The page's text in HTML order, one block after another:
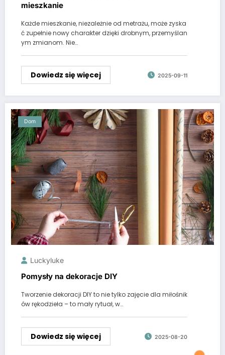
mieszkanie
Każde mieszkanie, niezależnie od metrażu, może zyska
ć zupełnie nowy charakter dzięki drobnym, przemyślan
ym zmianom. Nie…
Dowiedz się więcej 2025-09-11
Dom
Luckyluke
Pomysły na dekoracje DIY
Tworzenie dekoracji DIY to nie tylko zajęcie dla miłośnik
ów rękodzieła – to mały rytuał, w…
Dowiedz się więcej 2025-08-20